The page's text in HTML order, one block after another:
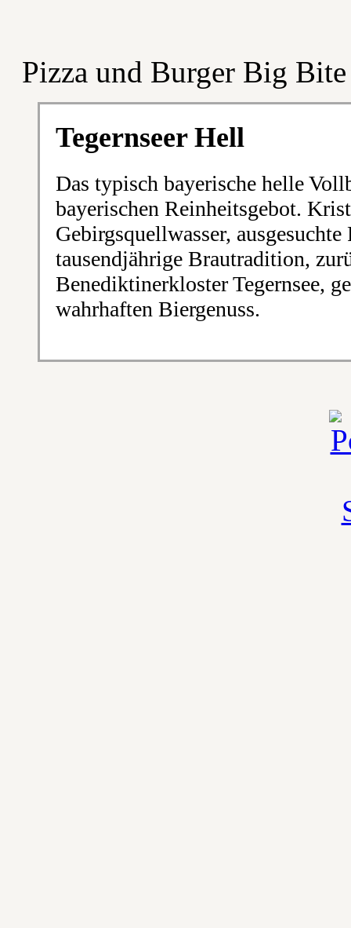
Pizza und Burger Big Bite
Tegernseer Hell
Das typisch bayerische helle
bayerischen Reinheitsgebot.
Gebirgsquellwasser,
tausendjährige Brautradition,
Benediktinerkloster Tegernsee,
wahrhaften Biergenuss.